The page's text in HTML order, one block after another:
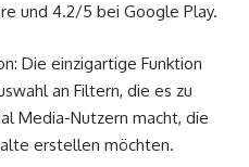
und 4.2/5 bei Google Play.
Die einzigartige Funktion
an Filtern, die es zu
Media-Nutzern macht, die
erstellen möchten.